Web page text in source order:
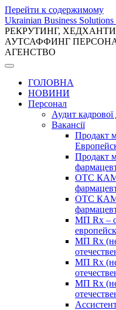
Перейти к содержимому
Ukrainian Business
РЕКРУТИНГ,
АУТСАФФИНГ
АГЕНСТВО
ГОЛОВНА
НОВИНИ
Персонал
Аудит кадрової
Вакансії
Продакт
Продакт
ОТС КАМ
ОТС КАМ
МП Rx –
МП Rx
МП Rx
МП Rx